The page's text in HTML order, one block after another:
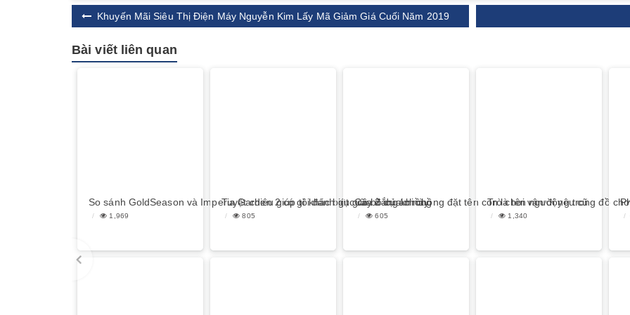
Khuyến Mãi Siêu Thị Điện Máy Nguyễn Kim Lấy Mã Giảm Giá Cuối Năm 2019
Bài viết liên quan
So sánh GoldSeason và Imperia Garden 2 có gì khác biệt giữa 2 dự án này
1,969
Tuyệt chiêu giúp tôi đánh gục cô bồ của chồng
805
Cay đắng khi chồng đặt tên con là tên người yêu cũ
605
Trò chơi vận động trong đồ
1,340